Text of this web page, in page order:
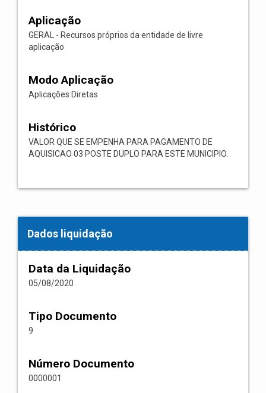
Aplicação
GERAL - Recursos próprios da entidade de livre
aplicação
Modo Aplicação
Aplicações Diretas
Histórico
VALOR QUE SE EMPENHA PARA PAGAMENTO DE
AQUISICAO 03 POSTE DUPLO PARA ESTE MUNICIPIO.
Dados liquidação
Data da Liquidação
05/08/2020
Tipo Documento
9
Número Documento
0000001